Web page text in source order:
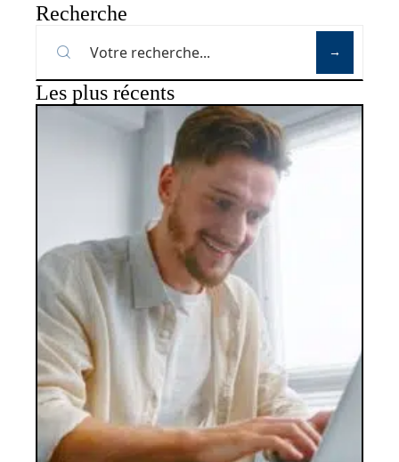
Recherche
Les plus récents